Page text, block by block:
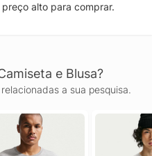
alto para comprar.
e Blusa?
a sua pesquisa.